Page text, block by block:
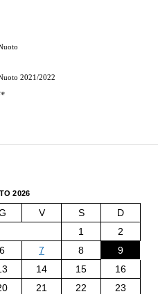
2021/2022
2026
V S
D
1
2
6 7 8
9
14 15
16
21 22
23